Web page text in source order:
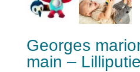
Georges
main –